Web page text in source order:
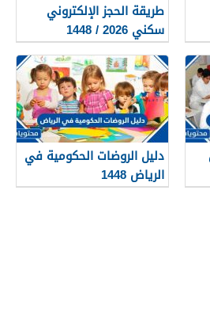
طريقة الحجز الإلكتروني
سكني 2026 / 1448
بالتفصيل
دليل الروضات الحكومية في
الرياض 1448